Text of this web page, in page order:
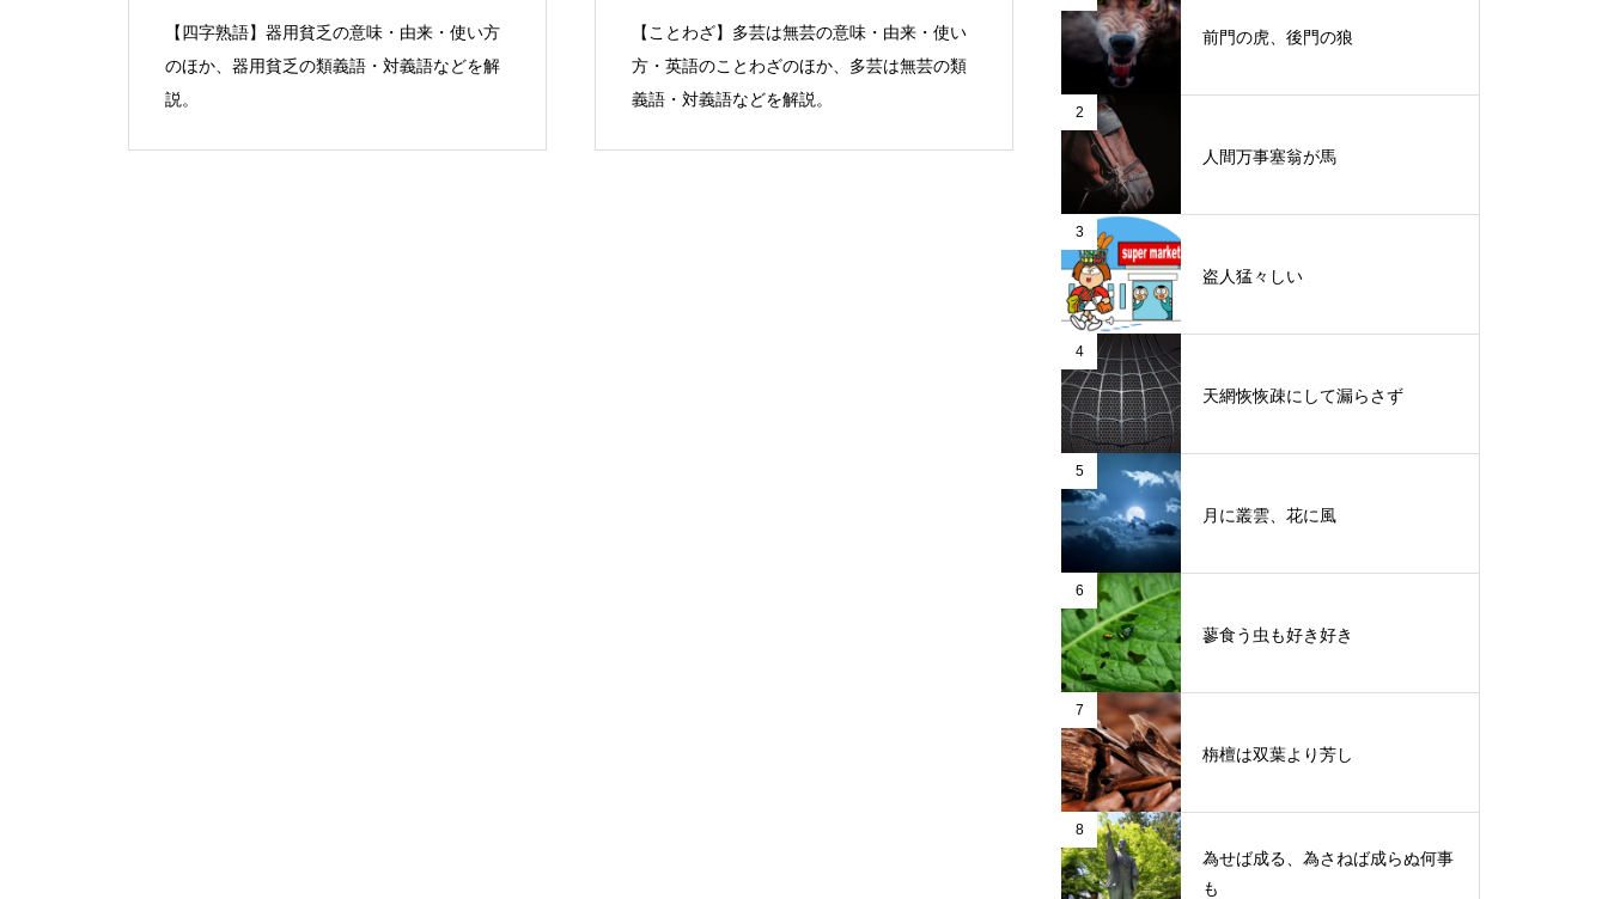
【四字熟語】器用貧乏の意味・由来・使い方
のほか、器用貧乏の類義語・対義語などを解
説。
【ことわざ】多芸は無芸の意味・由来・使い
方・英語のことわざのほか、多芸は無芸の類
義語・対義語などを解説。
前門の虎、後門の狼
2
人間万事塞翁が馬
3
盗人猛々しい
4
天網恢恢疎にして漏らさず
5
月に叢雲、花に風
6
蓼食う虫も好き好き
7
栴檀は双葉より芳し
8
為せば成る、為さねば成らぬ何事
も